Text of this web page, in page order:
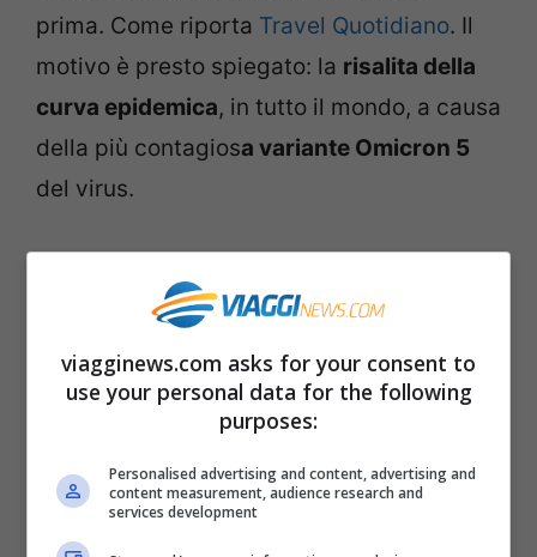
prima. Come riporta Travel Quotidiano. Il
motivo è presto spiegato: la risalita della
curva epidemica, in tutto il mondo, a causa
della più contagiosa variante Omicron 5
del virus.
quattro principali aeroporti canadesi:
Regole di ingresso
I tamponi a campione all’arrivo in
aeroporto sono previsti per i
viagginews.com asks for your consent to
use your personal data for the following
purposes:
Personalised advertising and content, advertising and
content measurement, audience research and
services development